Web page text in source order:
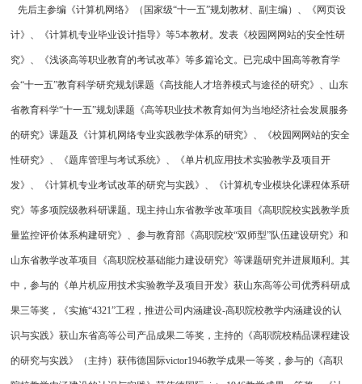
先后主参编《计算机网络》（国家级“十一五”规划教材、副主编）、《网页设
计》、《计算机专业毕业设计指导》等5本教材。发表《校园网网站的安全性研
究》、《浅谈高等职业教育的考试改革》等多篇论文。已完成中国高等教育学
会“十一五”教育科学研究规划课题《高技能人才培养模式与途径的研究》、山东
省教育科学“十一五”规划课题《高等职业技术教育如何为当地经济社会发展服务
的研究》课题及《计算机网络专业实践教学体系的研究》、《校园网网站的安全
性研究》、《题库管理与考试系统》、《单片机应用技术实验教学及项目开
发》、《计算机专业考试改革的研究与实践》、《计算机专业模块化课程体系研
究》等多项院级教科研课题。现主持山东省教学改革项目《高职院校实践教学质
量监控评价体系构建研究》、参与教育部《高职院校“双师型”队伍建设研究》和
山东省教学改革项目《高职院校基础能力建设研究》等课题研究并进展顺利。其
中，参与的《单片机应用技术实验教学及项目开发》获山东高等公司优秀科研成
果三等奖，《实施“4321”工程，推进公司内涵建设-高职院校教学内涵建设的认
识与实践》获山东省高等公司产品成果二等奖，主持的《高职院校精品课程建设
的研究与实践》（主持）获伟德国际victor1946教学成果一等奖，参与的《高职